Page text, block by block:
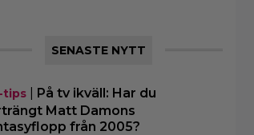
SENASTE NYTT
tips| På tv ikväll: Har du
Matt Damons
från 2005?